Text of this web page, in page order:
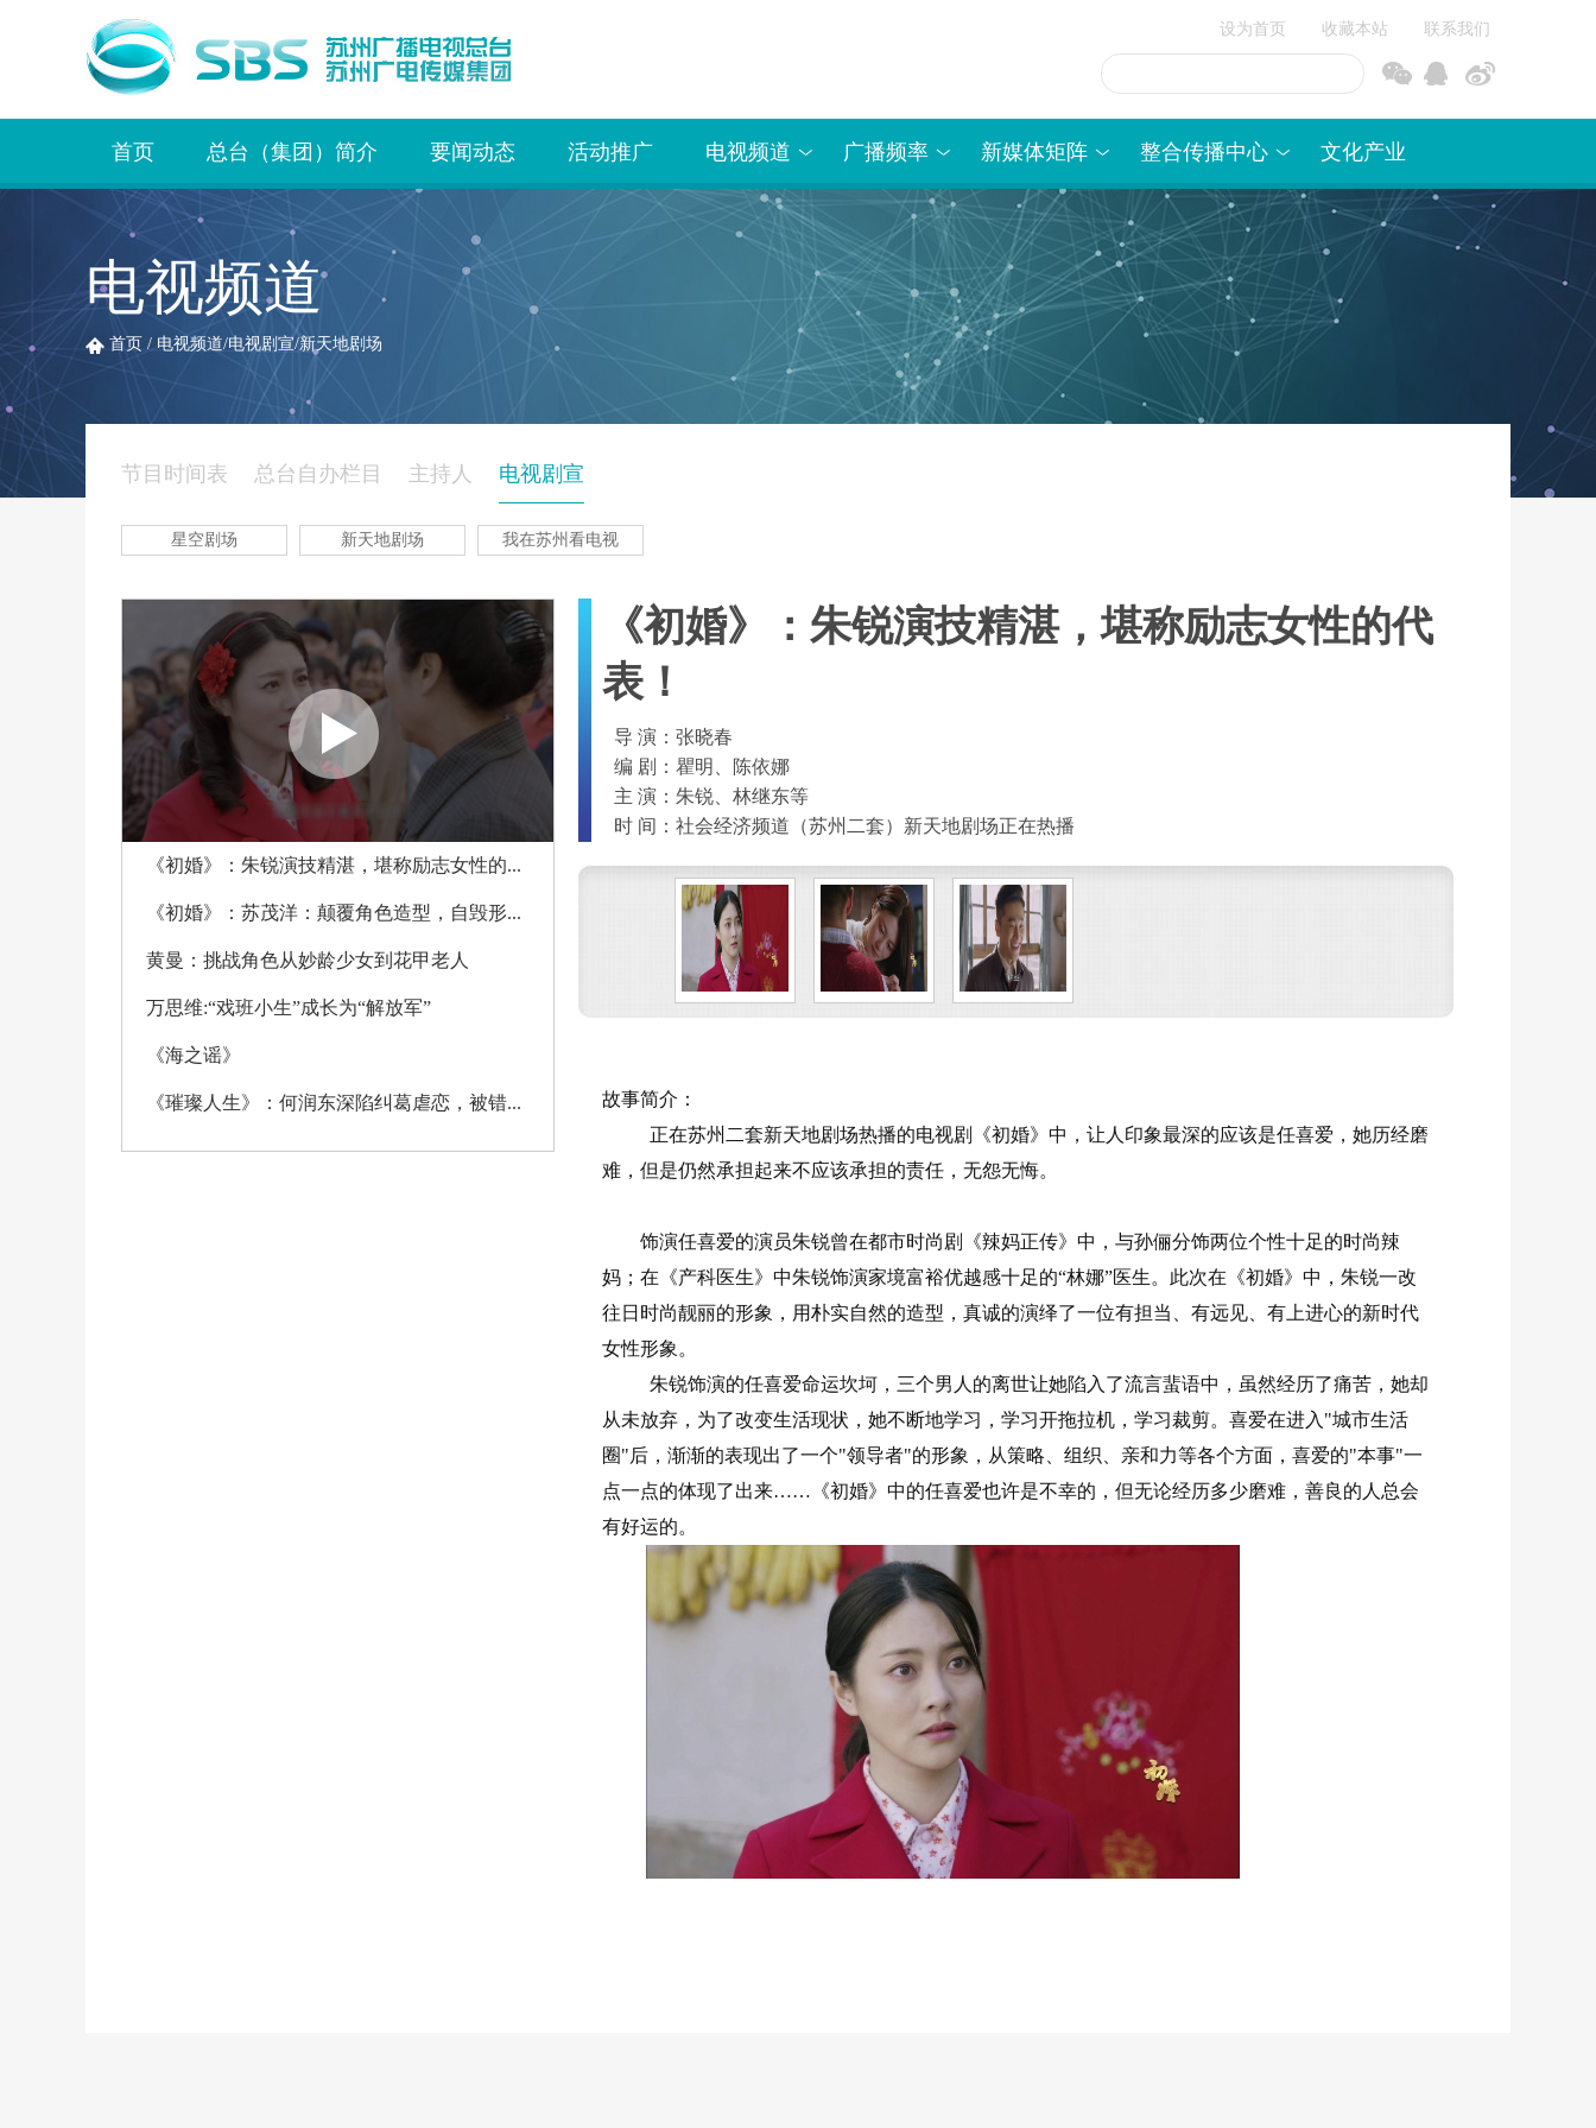
设为首页 收藏本站 联系我们
首页 总台（集团）简介 要闻动态 活动推广 电视频道 广播频率 新媒体矩阵 整合传播中心 文化产业
电视频道
首页 / 电视频道/电视剧宣/新天地剧场
节目时间表 总台自办栏目 主持人 电视剧宣
星空剧场 新天地剧场 我在苏州看电视
《初婚》：朱锐演技精湛，堪称励志女性的...
《初婚》：苏茂洋：颠覆角色造型，自毁形...
黄曼：挑战角色从妙龄少女到花甲老人
万思维:“戏班小生”成长为“解放军”
《海之谣》
《璀璨人生》：何润东深陷纠葛虐恋，被错...
《初婚》：朱锐演技精湛，堪称励志女性的代
表！
导 演：张晓春
编 剧：瞿明、陈依娜
主 演：朱锐、林继东等
时 间：社会经济频道（苏州二套）新天地剧场正在热播
故事简介：
正在苏州二套新天地剧场热播的电视剧《初婚》中，让人印象最深的应该是任喜爱，她历经磨
难，但是仍然承担起来不应该承担的责任，无怨无悔。
饰演任喜爱的演员朱锐曾在都市时尚剧《辣妈正传》中，与孙俪分饰两位个性十足的时尚辣
妈；在《产科医生》中朱锐饰演家境富裕优越感十足的“林娜”医生。此次在《初婚》中，朱锐一改
往日时尚靓丽的形象，用朴实自然的造型，真诚的演绎了一位有担当、有远见、有上进心的新时代
女性形象。
朱锐饰演的任喜爱命运坎坷，三个男人的离世让她陷入了流言蜚语中，虽然经历了痛苦，她却
从未放弃，为了改变生活现状，她不断地学习，学习开拖拉机，学习裁剪。喜爱在进入"城市生活
圈"后，渐渐的表现出了一个"领导者"的形象，从策略、组织、亲和力等各个方面，喜爱的"本事"一
点一点的体现了出来……《初婚》中的任喜爱也许是不幸的，但无论经历多少磨难，善良的人总会
有好运的。